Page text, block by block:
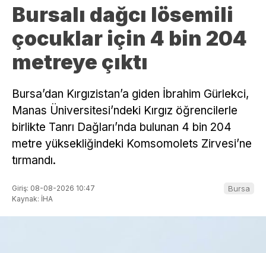
Bursalı dağcı lösemili
çocuklar için 4 bin 204
metreye çıktı
Bursa’dan Kırgızistan’a giden İbrahim Gürlekci,
Manas Üniversitesi’ndeki Kırgız öğrencilerle
birlikte Tanrı Dağları’nda bulunan 4 bin 204
metre yüksekliğindeki Komsomolets Zirvesi’ne
tırmandı.
Giriş: 08-08-2026 10:47
Kaynak: İHA
Bursa